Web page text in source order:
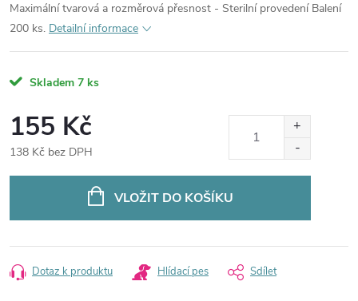
Maximální tvarová a rozměrová přesnost - Sterilní provedení Balení
200 ks. Detailní informace
Skladem 7 ks
155 Kč
138 Kč bez DPH
VLOŽIT DO KOŠÍKU
Dotaz k produktu Hlídací pes Sdílet